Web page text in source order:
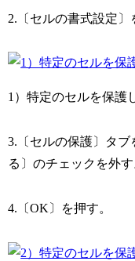
2.〔セルの書式設定〕
1）特定のセルを保護
3.〔セルの保護〕タブ
る〕のチェックを外す
4.〔OK〕を押す。